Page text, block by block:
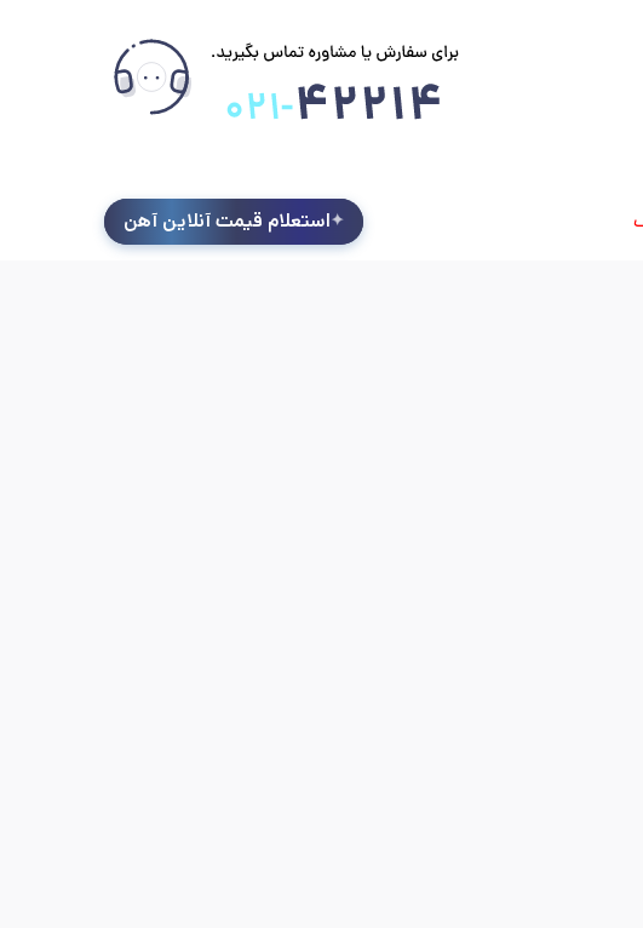
استعلام قیمت آنلاین آهن